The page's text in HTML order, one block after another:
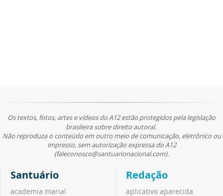
Os textos, fotos, artes e vídeos do A12 estão protegidos pela legislação
brasileira sobre direito autoral.
Não reproduza o conteúdo em outro meio de comunicação, eletrônico ou
impresso, sem autorização expressa do A12
(faleconosco@santuarionacional.com).
Santuário
academia marial
Redação
aplicativo aparecida